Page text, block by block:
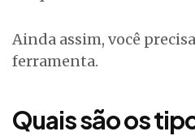
Ainda assim, você
ferramenta.
Quais são os